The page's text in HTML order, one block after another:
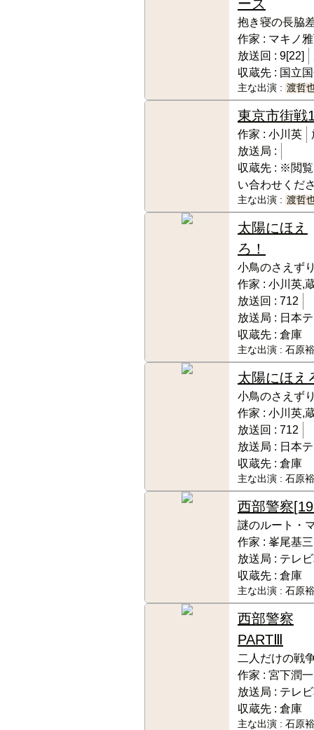
ーズ
抱き寝の長脇
作家 : マキノ
放送回 : 9[22]
収蔵先 : 国立
主な出演 : 渡哲
東京市街戦
作家 : 小川英
放送局 :
収蔵先 : ※閲覧
い合わせくだ
主な出演 : 渡哲
太陽にほえ
ろ！
小鳥のさえず
作家 : 小川英,
放送回 : 712
放送局 : 日本
収蔵先 : 倉庫
主な出演 : 石原
太陽にほえ
小鳥のさえず
作家 : 小川英,
放送回 : 712
放送局 : 日本
収蔵先 : 倉庫
主な出演 : 石原
西部警察
謎のルート・
作家 : 峯尾基三
放送局 : テレ
収蔵先 : 倉庫
主な出演 : 石原
西部警察
PARTⅢ
二人だけの戦
作家 : 宮下潤一
放送局 : テレ
収蔵先 : 倉庫
主な出演 : 石原